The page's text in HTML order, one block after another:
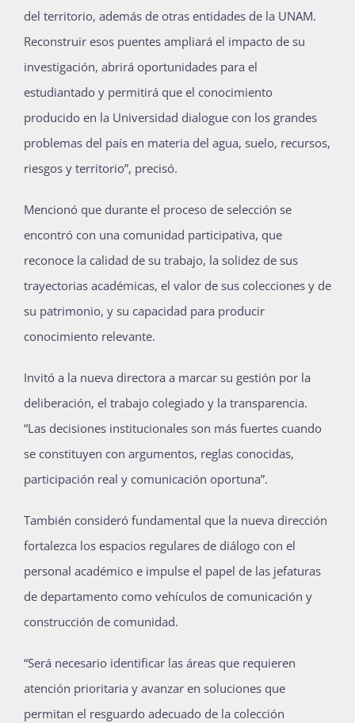
del territorio, además de otras entidades de la UNAM.
Reconstruir esos puentes ampliará el impacto de su
investigación, abrirá oportunidades para el
estudiantado y permitirá que el conocimiento
producido en la Universidad dialogue con los grandes
problemas del país en materia del agua, suelo, recursos,
riesgos y territorio”, precisó.
Mencionó que durante el proceso de selección se
encontró con una comunidad participativa, que
reconoce la calidad de su trabajo, la solidez de sus
trayectorias académicas, el valor de sus colecciones y de
su patrimonio, y su capacidad para producir
conocimiento relevante.
Invitó a la nueva directora a marcar su gestión por la
deliberación, el trabajo colegiado y la transparencia.
“Las decisiones institucionales son más fuertes cuando
se constituyen con argumentos, reglas conocidas,
participación real y comunicación oportuna”.
También consideró fundamental que la nueva dirección
fortalezca los espacios regulares de diálogo con el
personal académico e impulse el papel de las jefaturas
de departamento como vehículos de comunicación y
construcción de comunidad.
“Será necesario identificar las áreas que requieren
atención prioritaria y avanzar en soluciones que
permitan el resguardo adecuado de la colección